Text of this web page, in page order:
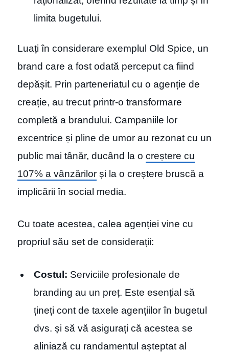
limita bugetului.
Luați în considerare exemplul Old Spice, un
brand care a fost odată perceput ca fiind
depășit. Prin parteneriatul cu o agenție de
creație, au trecut printr-o transformare
completă a brandului. Campaniile lor
excentrice și pline de umor au rezonat cu un
public mai tânăr, ducând la o creștere cu
107% a vânzărilor și la o creștere bruscă a
implicării în social media.
Cu toate acestea, calea agenției vine cu
propriul său set de considerații:
Costul: Serviciile profesionale de
branding au un preț. Este esențial să
țineți cont de taxele agențiilor în bugetul
dvs. și să vă asigurați că acestea se
aliniază cu randamentul așteptat al